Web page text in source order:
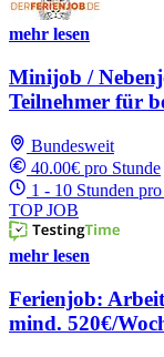
mehr lesen
Minijob /
Teilnehmer für
Bundesweit
40.00€ pro Stunde
1 - 10 Stunden
TOP JOB
mehr lesen
Ferienjob:
mind. 520€/